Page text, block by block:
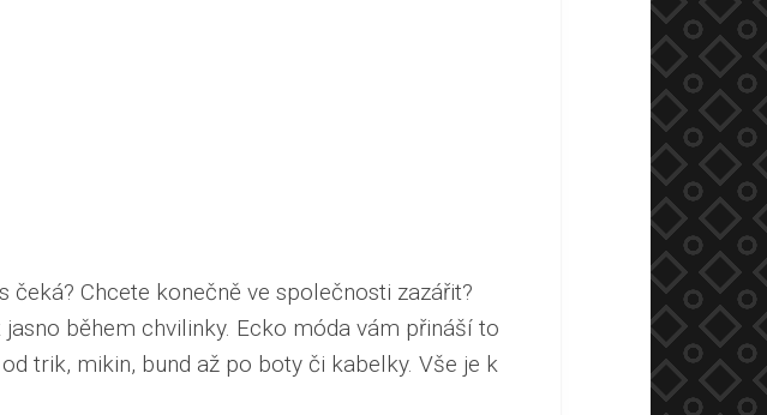
Chcete konečně ve společnosti zazářit?
během chvilinky. Ecko móda vám přináší to
trik, mikin, bund až po boty či kabelky. Vše je k